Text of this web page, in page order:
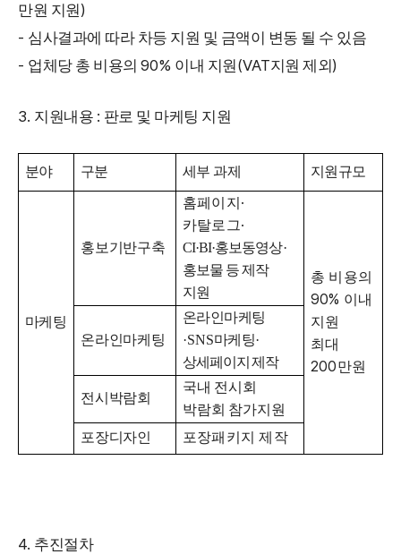
만원 지원)
- 심사결과에 따라 차등 지원 및 금액이 변동 될 수 있음
- 업체당 총 비용의 90% 이내 지원(VAT지원 제외)
3. 지원내용 : 판로 및 마케팅 지원
분야 구분 세부 과제 지원규모
마케팅
홍보기반구축
홈페이지 ·
카탈로그·
CI·BI·홍보동영상·
홍보물 등 제작
지원
총 비용의
90% 이내
지원
최대
200만원
온라인마케팅
온라인마케팅
·SNS마케팅·
상세페이지 제작
전시박람회
국내 전시회
박람회 참가지원
포장디자인
포장패키지 제작
4. 추진절차